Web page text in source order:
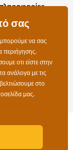
από
σας
να σας
περιήγησης.
οτι είστε στην
ανάλογα με τις
στο
μας.